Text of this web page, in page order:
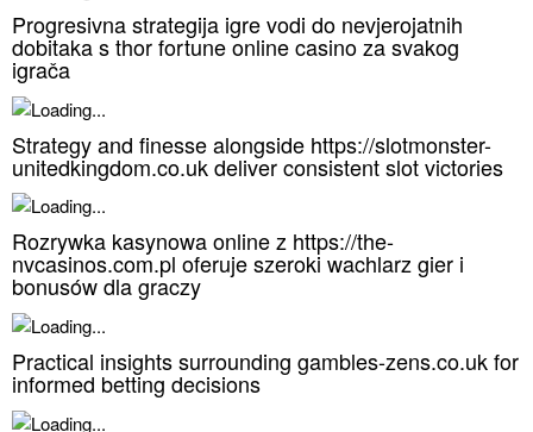
Progresivna strategija igre vodi do nevjerojatnih
dobitaka s thor fortune online casino za svakog
igrača
Strategy and finesse alongside https://slotmonster-
unitedkingdom.co.uk deliver consistent slot victories
Rozrywka kasynowa online z https://the-
nvcasinos.com.pl oferuje szeroki wachlarz gier i
bonusów dla graczy
Practical insights surrounding gambles-zens.co.uk for
informed betting decisions